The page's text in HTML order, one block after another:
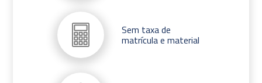
Sem taxa de
matrícula e material